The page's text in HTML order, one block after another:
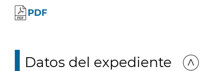
PDF
Datos del expediente